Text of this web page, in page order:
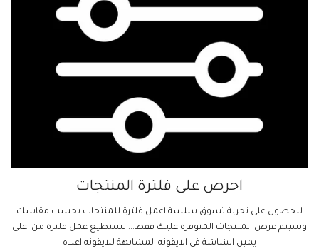
احرص على فلترة المنتجات
للحصول على تجربة تسوق سلسة اعمل فلترة للمنتجات بحسب مقاسك
وسيتم عرض المنتجات المتوفره عليك فقط... تستطيع عمل فلترة من اعلى
يمين الشاشة في الايقونه المشابهة للايقونه اعلاه